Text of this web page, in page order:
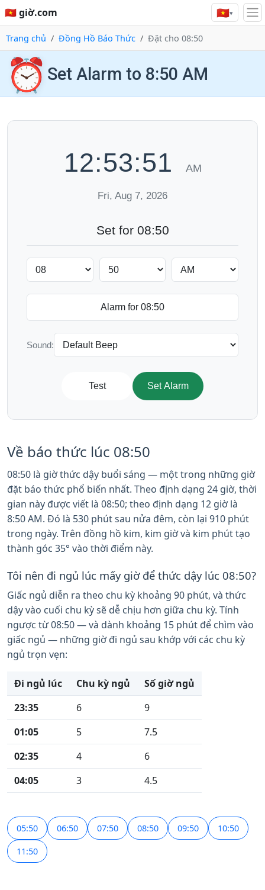
🇻🇳 giờ.com 🇻🇳▾
Trang chủ Đồng Hồ Báo Thức Đặt cho 08:50
⏰ Set Alarm to 8:50 AM
12:53:52 AM
Fri, Aug 7, 2026
Set for 08:50
Sound:
Test Set Alarm
Về báo thức lúc 08:50
08:50 là giờ thức dậy buổi sáng — một trong những giờ
đặt báo thức phổ biến nhất. Theo định dạng 24 giờ, thời
gian này được viết là 08:50; theo định dạng 12 giờ là
8:50 AM. Đó là 530 phút sau nửa đêm, còn lại 910 phút
trong ngày. Trên đồng hồ kim, kim giờ và kim phút tạo
thành góc 35° vào thời điểm này.
Tôi nên đi ngủ lúc mấy giờ để thức dậy lúc 08:50?
Giấc ngủ diễn ra theo chu kỳ khoảng 90 phút, và thức
dậy vào cuối chu kỳ sẽ dễ chịu hơn giữa chu kỳ. Tính
ngược từ 08:50 — và dành khoảng 15 phút để chìm vào
giấc ngủ — những giờ đi ngủ sau khớp với các chu kỳ
ngủ trọn vẹn:
Đi ngủ lúc Chu kỳ ngủ
Số giờ ngủ
23:35
6
9
01:05
5
7.5
02:35
4
6
04:05
3 4.5
05:50 06:50 07:50 08:50 09:50 10:50
11:50